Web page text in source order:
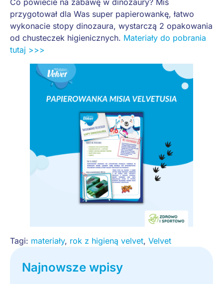
Co powiecie na zabawę w dinozaury? Miś
przygotował dla Was super papierowankę, łatwo
wykonacie stopy dinozaura, wystarczą 2 opakowania
od chusteczek higienicznych. Materiały do pobrania
tutaj >>>
Tagi: materiały, rok z higieną velvet, Velvet
Najnowsze wpisy